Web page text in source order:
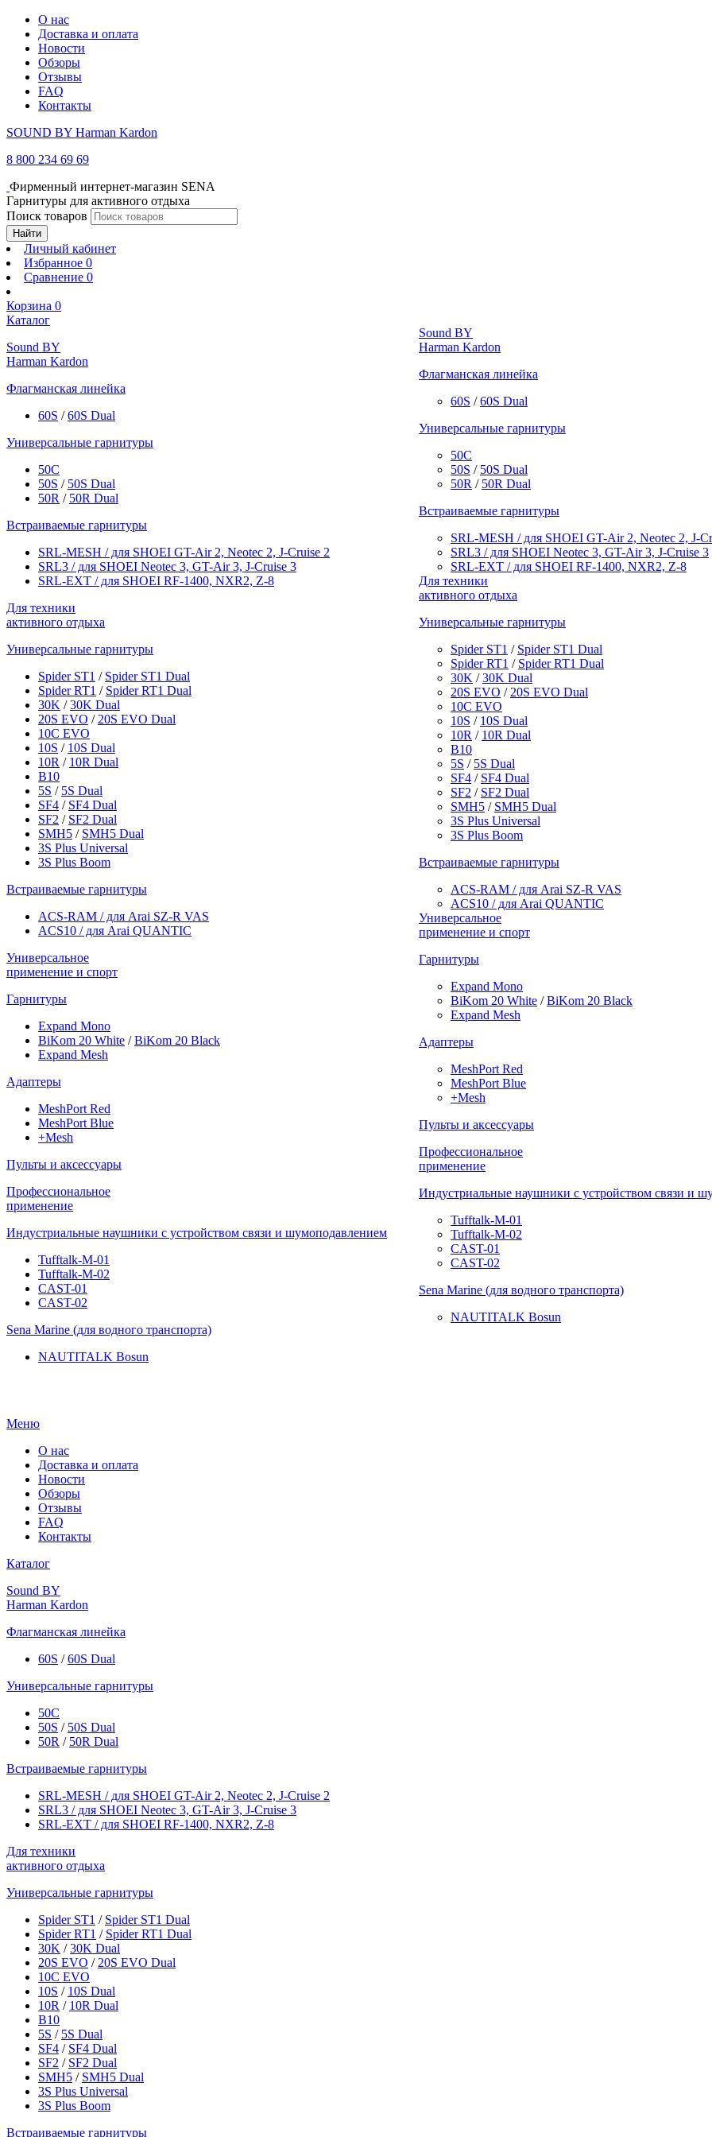
О нас
Доставка и оплата
Новости
Обзоры
Отзывы
FAQ
Контакты
SOUND BY Harman Kardon
8 800 234 69 69
Фирменный интернет-магазин SENA
Гарнитуры для активного отдыха
Поиск товаров
Найти
Личный кабинет
Избранное 0
Сравнение 0
Корзина 0
Каталог
Sound BY
Harman Kardon
Флагманская линейка
60S /60S Dual
Универсальные гарнитуры
50C
50S / 50S Dual
50R / 50R Dual
Встраиваемые гарнитуры
SRL-MESH / для SHOEI GT-Air 2, Neotec 2, J-Cruise 2
SRL3 / для SHOEI Neotec 3, GT-Air 3, J‑Cruise 3
SRL-EXT / для SHOEI RF-1400, NXR2, Z-8
Для техники
активного отдыха
Универсальные гарнитуры
Spider ST1 / Spider ST1 Dual
Spider RT1 / Spider RT1 Dual
30K /30K Dual
20S EVO / 20S EVO Dual
10C EVO
10S / 10S Dual
10R / 10R Dual
B10
5S / 5S Dual
SF4 / SF4 Dual
SF2 / SF2 Dual
SMH5 / SMH5 Dual
3S Plus Universal
3S Plus Boom
Встраиваемые гарнитуры
ACS-RAM / для Arai SZ-R VAS
ACS10 / для Arai QUANTIC
Универсальное
применение и спорт
Гарнитуры
Expand Mono
BiKom 20 White /BiKom 20 Black
Expand Mesh
Адаптеры
MeshPort Red
MeshPort Blue
+Mesh
Пульты и аксессуары
Профессиональное
применение
Индустриальные наушники с устройством связи и шумоподавлением
Tufftalk-M-01
Tufftalk-M-02
CAST-01
CAST-02
Sena Marine (для водного транспорта)
NAUTITALK Bosun
Sound BY
Harman Kardon
Флагманская линейка
60S /60S Dual
Универсальные гарнитуры
50C
50S / 50S Dual
50R / 50R Dual
Встраиваемые гарнитуры
SRL-MESH / для SHOEI GT-Air 2, Neotec 2, J-
SRL3 / для SHOEI Neotec 3, GT-Air 3, J‑Cruise 3
SRL-EXT / для SHOEI RF-1400, NXR2, Z-8
Для техники
активного отдыха
Универсальные гарнитуры
Spider ST1 / Spider ST1 Dual
Spider RT1 / Spider RT1 Dual
30K /30K Dual
20S EVO / 20S EVO Dual
10C EVO
10S / 10S Dual
10R / 10R Dual
B10
5S / 5S Dual
SF4 / SF4 Dual
SF2 / SF2 Dual
SMH5 / SMH5 Dual
3S Plus Universal
3S Plus Boom
Встраиваемые гарнитуры
ACS-RAM / для Arai SZ-R VAS
ACS10 / для Arai QUANTIC
Универсальное
применение и спорт
Гарнитуры
Expand Mono
BiKom 20 White /BiKom 20 Black
Expand Mesh
Адаптеры
MeshPort Red
MeshPort Blue
+Mesh
Пульты и аксессуары
Профессиональное
применение
Индустриальные наушники с устройством связи и
Tufftalk-M-01
Tufftalk-M-02
CAST-01
CAST-02
Sena Marine (для водного транспорта)
NAUTITALK Bosun
Меню
О нас
Доставка и оплата
Новости
Обзоры
Отзывы
FAQ
Контакты
Каталог
Sound BY
Harman Kardon
Флагманская линейка
60S /60S Dual
Универсальные гарнитуры
50C
50S / 50S Dual
50R / 50R Dual
Встраиваемые гарнитуры
SRL-MESH / для SHOEI GT-Air 2, Neotec 2, J-Cruise 2
SRL3 / для SHOEI Neotec 3, GT-Air 3, J‑Cruise 3
SRL-EXT / для SHOEI RF-1400, NXR2, Z-8
Для техники
активного отдыха
Универсальные гарнитуры
Spider ST1 / Spider ST1 Dual
Spider RT1 / Spider RT1 Dual
30K /30K Dual
20S EVO / 20S EVO Dual
10C EVO
10S / 10S Dual
10R / 10R Dual
B10
5S / 5S Dual
SF4 / SF4 Dual
SF2 / SF2 Dual
SMH5 / SMH5 Dual
3S Plus Universal
3S Plus Boom
Встраиваемые гарнитуры